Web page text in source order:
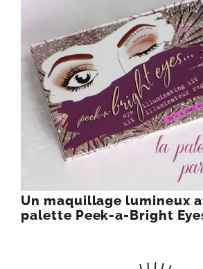
Un maquillage lumineux
palette Peek-a-Bright